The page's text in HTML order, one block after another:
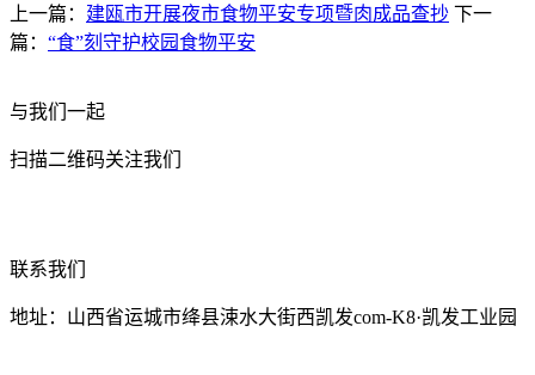
上一篇： 建瓯市开展夜市食物平安专项暨肉成品查抄 下一
篇： “食”刻守护校园食物平安
与我们一起
扫描二维码关注我们
联系我们
地址：山西省运城市绛县涑水大街西凯发com-K8·凯发工业园